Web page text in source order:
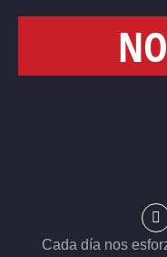
Cada día nos